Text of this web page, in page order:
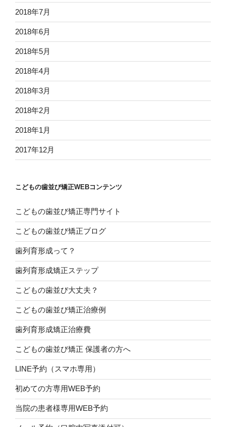
2018年7月
2018年6月
2018年5月
2018年4月
2018年3月
2018年2月
2018年1月
2017年12月
こどもの歯並び矯正WEBコンテンツ
こどもの歯並び矯正専門サイト
こどもの歯並び矯正ブログ
歯列育形成って？
歯列育形成矯正ステップ
こどもの歯並び大丈夫？
こどもの歯並び矯正治療例
歯列育形成矯正治療費
こどもの歯並び矯正 保護者の方へ
LINE予約（スマホ専用）
初めての方専用WEB予約
当院の患者様専用WEB予約